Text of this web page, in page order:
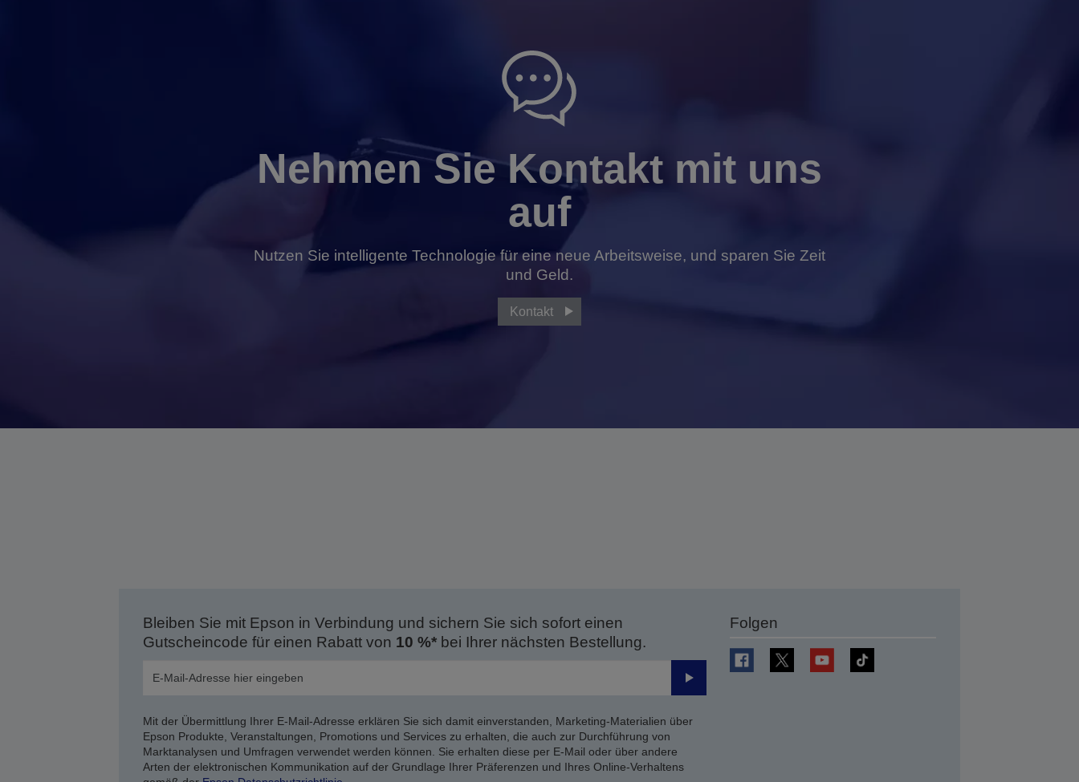
Nehmen Sie Kontakt mit uns
auf
Nutzen Sie intelligente Technologie für eine neue Arbeitsweise, und sparen Sie Zeit
und Geld.
Kontakt
Bleiben Sie mit Epson in Verbindung und sichern Sie sich sofort einen
Gutscheincode für einen Rabatt von 10 %*bei Ihrer nächsten Bestellung.
Senden
Mit der Übermittlung Ihrer E-Mail-Adresse erklären Sie sich damit einverstanden, Marketing-Materialien über
Epson Produkte, Veranstaltungen, Promotions und Services zu erhalten, die auch zur Durchführung von
Marktanalysen und Umfragen verwendet werden können. Sie erhalten diese per E-Mail oder über andere
Arten der elektronischen Kommunikation auf der Grundlage Ihrer Präferenzen und Ihres Online-Verhaltens
Folgen